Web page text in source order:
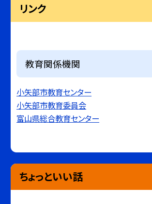
リンク
教育関係機関
小矢部市教育センター
小矢部市教育委員会
富山県総合教育センター
ちょっといい話